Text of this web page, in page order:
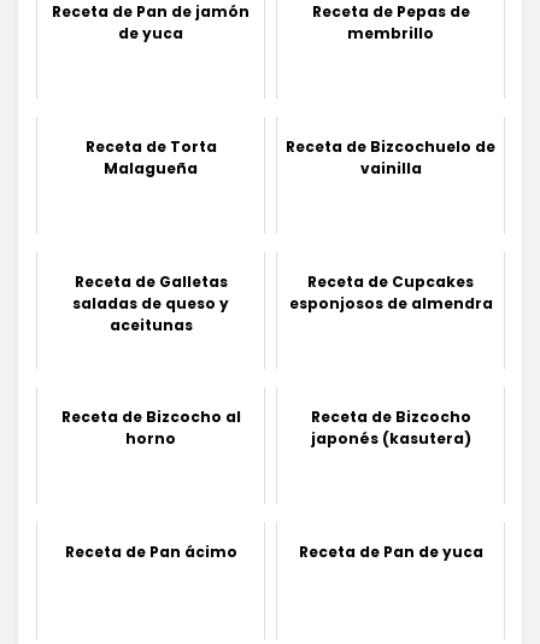
Receta de Pan de jamón
de yuca
Receta de Pepas de
membrillo
Receta de Torta
Malagueña
Receta de Bizcochuelo de
vainilla
Receta de Galletas
saladas de queso y
aceitunas
Receta de Cupcakes
esponjosos de almendra
Receta de Bizcocho al
horno
Receta de Bizcocho
japonés (kasutera)
Receta de Pan ácimo Receta de Pan de yuca